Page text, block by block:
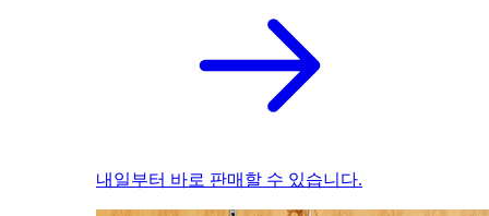
내일부터 바로 판매할 수 있습니다.